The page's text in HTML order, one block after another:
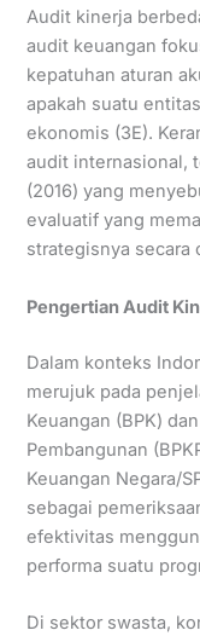
Audit kinerja
audit keuangan
kepatuhan aturan
apakah suatu
ekonomis (3E).
audit internasional,
(2016) yang
evaluatif yang
strategisnya secara
Pengertian Audit
Dalam konteks
merujuk pada
Keuangan (BPK)
Pembangunan
Keuangan Negara/
sebagai
efektivitas
performa suatu
Di sektor swasta,